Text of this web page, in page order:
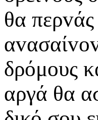
θα
δρόμoυς
αργά θα